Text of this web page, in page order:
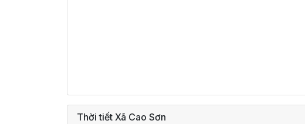
Thời tiết Xã Cao Sơn